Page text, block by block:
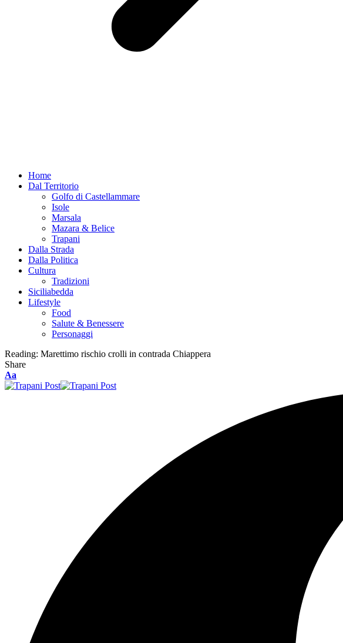
Home
Dal Territorio
Golfo di Castellammare
Isole
Marsala
Mazara & Belice
Trapani
Dalla Strada
Dalla Politica
Cultura
Tradizioni
Siciliabedda
Lifestyle
Food
Salute & Benessere
Personaggi
Reading: Marettimo rischio crolli in contrada Chiappera
Share
Font
Resizer
Aa